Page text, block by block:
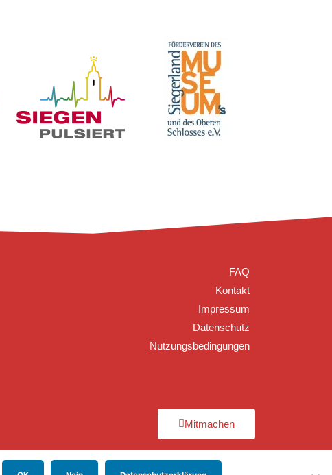
FAQ
Kontakt
Impressum
Datenschutz
Nutzungsbedingungen
Mitmachen